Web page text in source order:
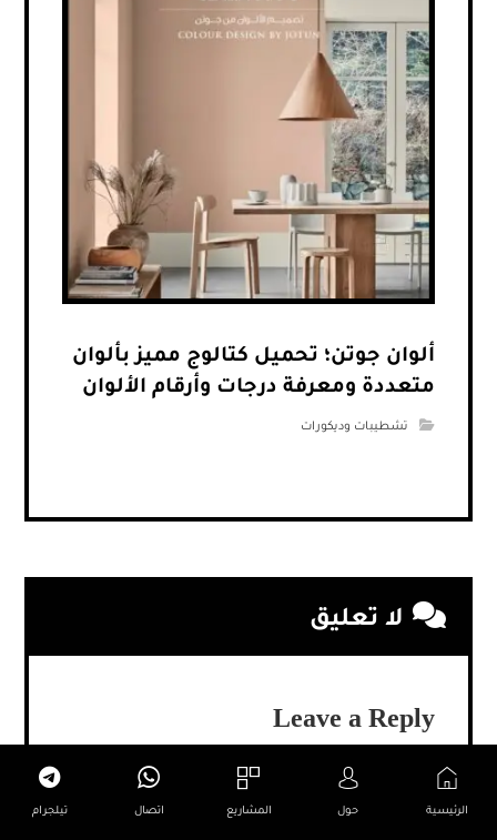
ألوان جوتن؛ تحميل كتالوج مميز بألوان
متعددة ومعرفة درجات وأرقام الألوان
تشطيبات وديكورات
لا تعليق
Leave a Reply
Your email address will not be published.
fields are marked
الرئيسية حول المشاريع اتصال تيلجرام